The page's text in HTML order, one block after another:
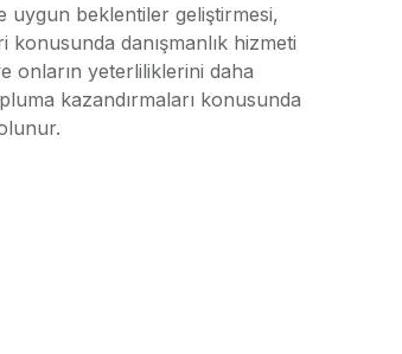
uygun beklentiler geliştirmesi,
danışmanlık hizmeti
onların yeterliliklerini daha
kazandırmaları konusunda